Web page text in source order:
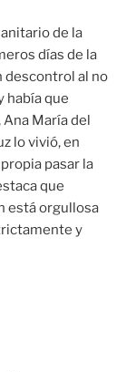
de la
días de la
descontrol al no
había que
María del
lo vivió, en
pasar la
que
está orgullosa
y